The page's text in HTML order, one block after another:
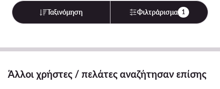
Ταξινόμηση Φιλτράρισμα 1
Άλλοι χρήστες / πελάτες αναζήτησαν επίσης